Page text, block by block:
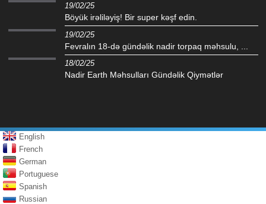
19/02/25
Böyük irəliləyiş! Bir super kəşf edin.
19/02/25
Fevralın 18-də gündəlik nadir torpaq məhsulu, ...
18/02/25
Nadir Earth Məhsulları Gündəlik Qiymətlər
English
French
German
Portuguese
Spanish
Russian